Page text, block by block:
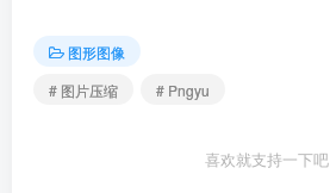
图形图像
# 图片压缩
# Pngyu
喜欢就支持一下吧